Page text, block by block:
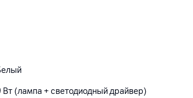
Вт (лампа + светодиодный драйвер)